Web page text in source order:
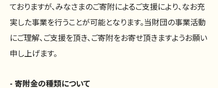
ておりますが、みなさまのご寄附によるご支援により、なお充
実した事業を行うことが可能となります。当財団の事業活動
にご理解、ご支援を頂き、ご寄附をお寄せ頂きますようお願い
申し上げます。
- 寄附金の種類について